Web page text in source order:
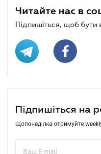
Читайте нас в
Підпишіться, щоб бути
Підпишіться на
Щопонеділка отримуйте